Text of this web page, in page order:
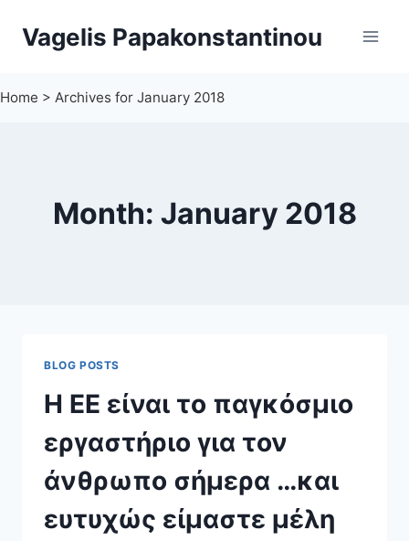
Vagelis Papakonstantinou
Home > Archives for January 2018
Month: January 2018
BLOG POSTS
Η ΕΕ είναι το παγκόσμιο
εργαστήριο για τον
άνθρωπο σήμερα …και
ευτυχώς είμαστε μέλη